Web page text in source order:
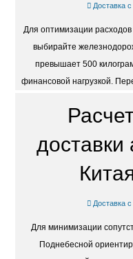
Доставка с
Для оптимизации
выбирайте
превышает 500
финансовой нагрузкой.
доставки
Доставка с
Для минимизации
Поднебесной